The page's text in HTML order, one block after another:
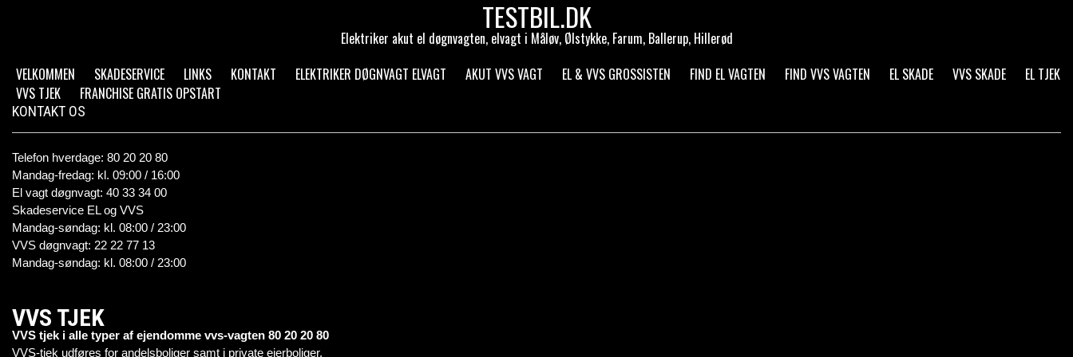
TESTBIL.DK
Elektriker akut el døgnvagten, elvagt i Måløv, Ølstykke, Farum, Ballerup, Hillerød
VELKOMMEN
SKADESERVICE LINKS KONTAKT ELEKTRIKER DØGNVAGT ELVAGT AKUT VVS VAGT EL & VVS GROSSISTEN FIND EL VAGTEN FIND VVS VAGTEN EL SKADE VVS SKADE
EL TJEK
VVS TJEK
FRANCHISE GRATIS OPSTART
KONTAKT OS
Telefon hverdage: 80 20 20 80
Mandag-fredag: kl. 09:00 / 16:00
El vagt døgnvagt: 40 33 34 00
Skadeservice EL og VVS
Mandag-søndag: kl. 08:00 / 23:00
VVS døgnvagt: 22 22 77 13
Mandag-søndag: kl. 08:00 / 23:00
VVS TJEK
VVS tjek i alle typer af ejendomme vvs-vagten 80 20 20 80
VVS-tjek udføres for andelsboliger samt i private ejerboliger.